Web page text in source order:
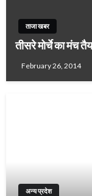
ताजा खबर
तीसरे मोर्चे का मंच
February 26, 2014
अन्य प्रदेश